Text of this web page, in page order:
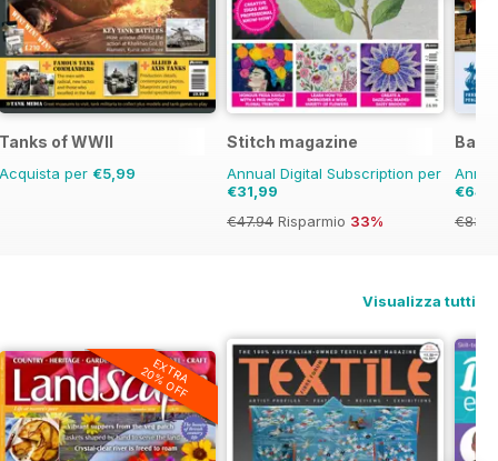
Tanks of WWII
Acquista per €5,99
Stitch magazine
Annual Digital Subscription per
€31,99
€47.94 Risparmio 33%
Visualizza tutti
EXTRA
20% OFF